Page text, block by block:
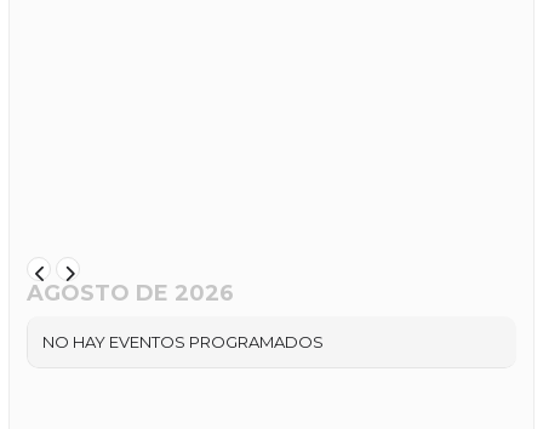
AGOSTO DE 2026
NO HAY EVENTOS PROGRAMADOS